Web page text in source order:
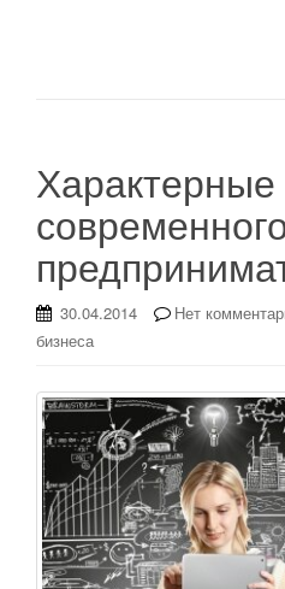
30.04.2014 Нет
бизнеса